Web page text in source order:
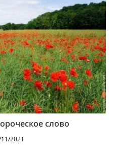
слово
2021